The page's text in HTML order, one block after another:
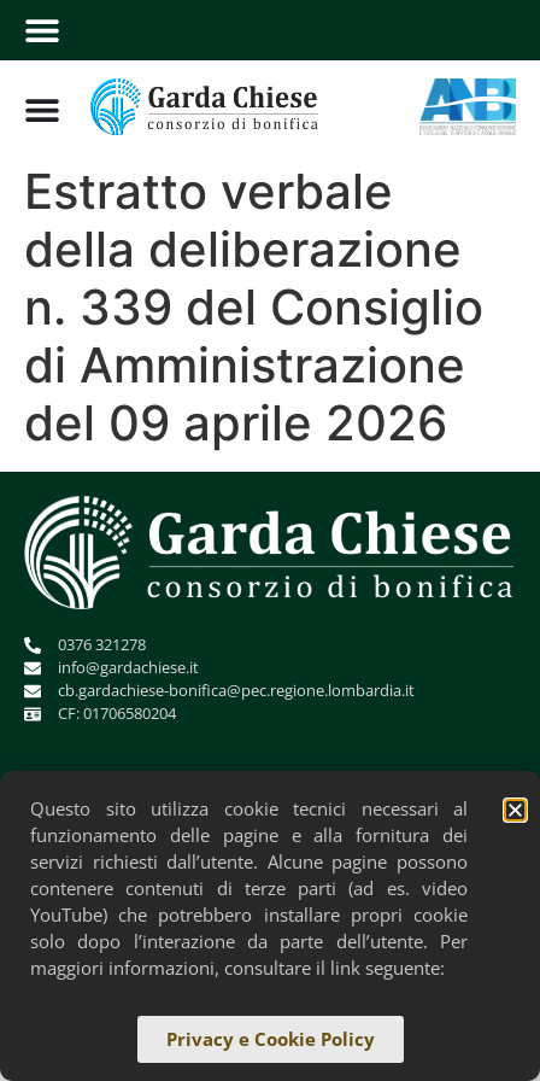
Estratto verbale
della deliberazione
n. 339 del Consiglio
di Amministrazione
del 09 aprile 2026
0376 321278
info@gardachiese.it
cb.gardachiese-bonifica@pec.regione.lombardia.it
CF: 01706580204
Privacy Policy Cookie Policy Accessibilità
Questo sito utilizza cookie tecnici necessari al
funzionamento delle pagine e alla fornitura dei
servizi richiesti dall’utente. Alcune pagine possono
contenere contenuti di terze parti (ad es. video
YouTube) che potrebbero installare propri cookie
solo dopo l’interazione da parte dell’utente. Per
maggiori informazioni, consultare il link seguente:
Privacy e Cookie Policy